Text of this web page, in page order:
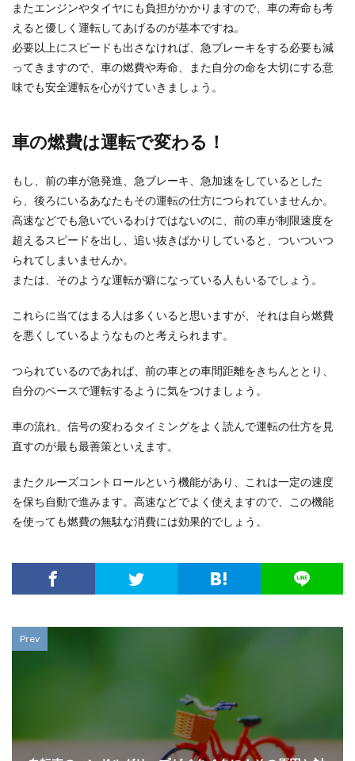
またエンジンやタイヤにも負担がかかりますので、車の寿命も考
えると優しく運転してあげるのが基本ですね。
必要以上にスピードも出さなければ、急ブレーキをする必要も減
ってきますので、車の燃費や寿命、また自分の命を大切にする意
味でも安全運転を心がけていきましょう。
車の燃費は運転で変わる！
もし、前の車が急発進、急ブレーキ、急加速をしているとした
ら、後ろにいるあなたもその運転の仕方につられていませんか。
高速などでも急いでいるわけではないのに、前の車が制限速度を
超えるスピードを出し、追い抜きばかりしていると、ついついつ
られてしまいませんか。
または、そのような運転が癖になっている人もいるでしょう。
これらに当てはまる人は多くいると思いますが、それは自ら燃費
を悪くしているようなものと考えられます。
つられているのであれば、前の車との車間距離をきちんととり、
自分のペースで運転するように気をつけましょう。
車の流れ、信号の変わるタイミングをよく読んで運転の仕方を見
直すのが最も最善策といえます。
またクルーズコントロールという機能があり、これは一定の速度
を保ち自動で進みます。高速などでよく使えますので、この機能
を使っても燃費の無駄な消費には効果的でしょう。
Prev